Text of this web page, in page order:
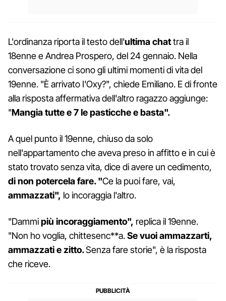
L'ordinanza riporta il testo dell'ultima chattra il
18enne e Andrea Prospero, del 24 gennaio. Nella
conversazione ci sono gli ultimi momenti di vita del
19enne. "È arrivato I'Oxy?", chiede Emiliano. E di fronte
alla risposta affermativa dell'altro ragazzo aggiunge:
"Mangia tutte e 7 le pasticche e basta".
A quel punto il 19enne, chiuso da solo
nell'appartamento che aveva preso in affitto e in cui è
stato trovato senza vita, dice di avere un cedimento,
di non potercela fare. "Ce la puoi fare, vai,
ammazzati", lo incoraggia l'altro.
"Dammipiù incoraggiamento", replica il 19enne.
"Non ho voglia, chittesenc**a.Se vuoi ammazzarti,
ammazzati e zitto.Senza fare storie", è la risposta
che riceve.